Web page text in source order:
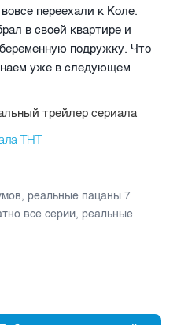
переехали к Коле.
в своей квартире и
подружку. Что
уже в следующем
трейлер сериала
ТНТ
, реальные пацаны 7
все серии, реальные